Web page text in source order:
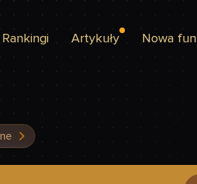
Rankingi Artykuły Nowa